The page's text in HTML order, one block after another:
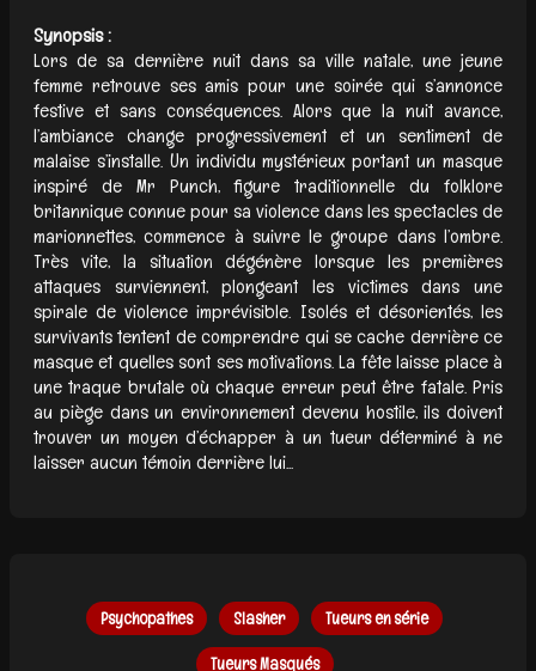
Synopsis :
Lors de sa dernière nuit dans sa ville natale, une jeune
femme retrouve ses amis pour une soirée qui s’annonce
festive et sans conséquences. Alors que la nuit avance,
l’ambiance change progressivement et un sentiment de
malaise s’installe. Un individu mystérieux portant un masque
inspiré de Mr Punch, figure traditionnelle du folklore
britannique connue pour sa violence dans les spectacles de
marionnettes, commence à suivre le groupe dans l’ombre.
Très vite, la situation dégénère lorsque les premières
attaques surviennent, plongeant les victimes dans une
spirale de violence imprévisible. Isolés et désorientés, les
survivants tentent de comprendre qui se cache derrière ce
masque et quelles sont ses motivations. La fête laisse place à
une traque brutale où chaque erreur peut être fatale. Pris
au piège dans un environnement devenu hostile, ils doivent
trouver un moyen d’échapper à un tueur déterminé à ne
laisser aucun témoin derrière lui...
Psychopathes Slasher Tueurs en série
Tueurs Masqués